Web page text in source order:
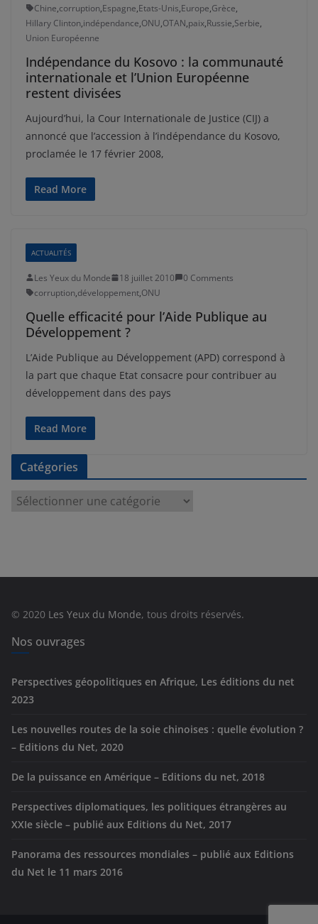
Chine,corruption,Espagne,Etats-Unis,Europe,Grèce,
Hillary Clinton,indépendance,ONU,OTAN,paix,Russie,Serbie,
Union Européenne
Indépendance du Kosovo : la communauté
internationale et l’Union Européenne
restent divisées
Aujourd’hui, la Cour Internationale de Justice (CIJ) a
annoncé que l’accession à l’indépendance du Kosovo,
proclamée le 17 février 2008,
Read More
ACTUALITÉS
Les Yeux du Monde 18 juillet 2010
0 Comments
corruption,développement,ONU
Quelle efficacité pour l’Aide Publique au
Développement ?
L’Aide Publique au Développement (APD) correspond à
la part que chaque Etat consacre pour contribuer au
développement dans des pays
Read More
Catégories
e
s
© 2020 Les Yeux du Monde, tous droits réservés.
Nos ouvrages
Perspectives géopolitiques en Afrique, Les éditions du net
2023
Les nouvelles routes de la soie chinoises : quelle évolution ?
– Editions du Net, 2020
De la puissance en Amérique – Editions du net, 2018
Perspectives diplomatiques, les politiques étrangères au
XXIe siècle – publié aux Editions du Net, 2017
Panorama des ressources mondiales – publié aux Editions
du Net le 11 mars 2016